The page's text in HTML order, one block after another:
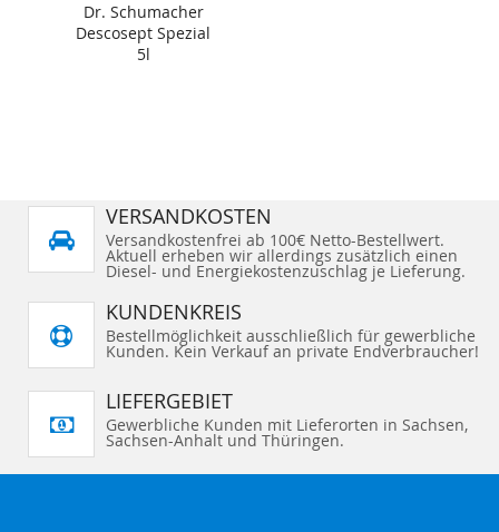
Dr. Schumacher
Descosept Spezial
5l
VERSANDKOSTEN
Versandkostenfrei ab 100€ Netto-Bestellwert.
Aktuell erheben wir allerdings zusätzlich einen
Diesel- und Energiekostenzuschlag je Lieferung.
KUNDENKREIS
Bestellmöglichkeit ausschließlich für gewerbliche
Kunden. Kein Verkauf an private Endverbraucher!
LIEFERGEBIET
Gewerbliche Kunden mit Lieferorten in Sachsen,
Sachsen-Anhalt und Thüringen.